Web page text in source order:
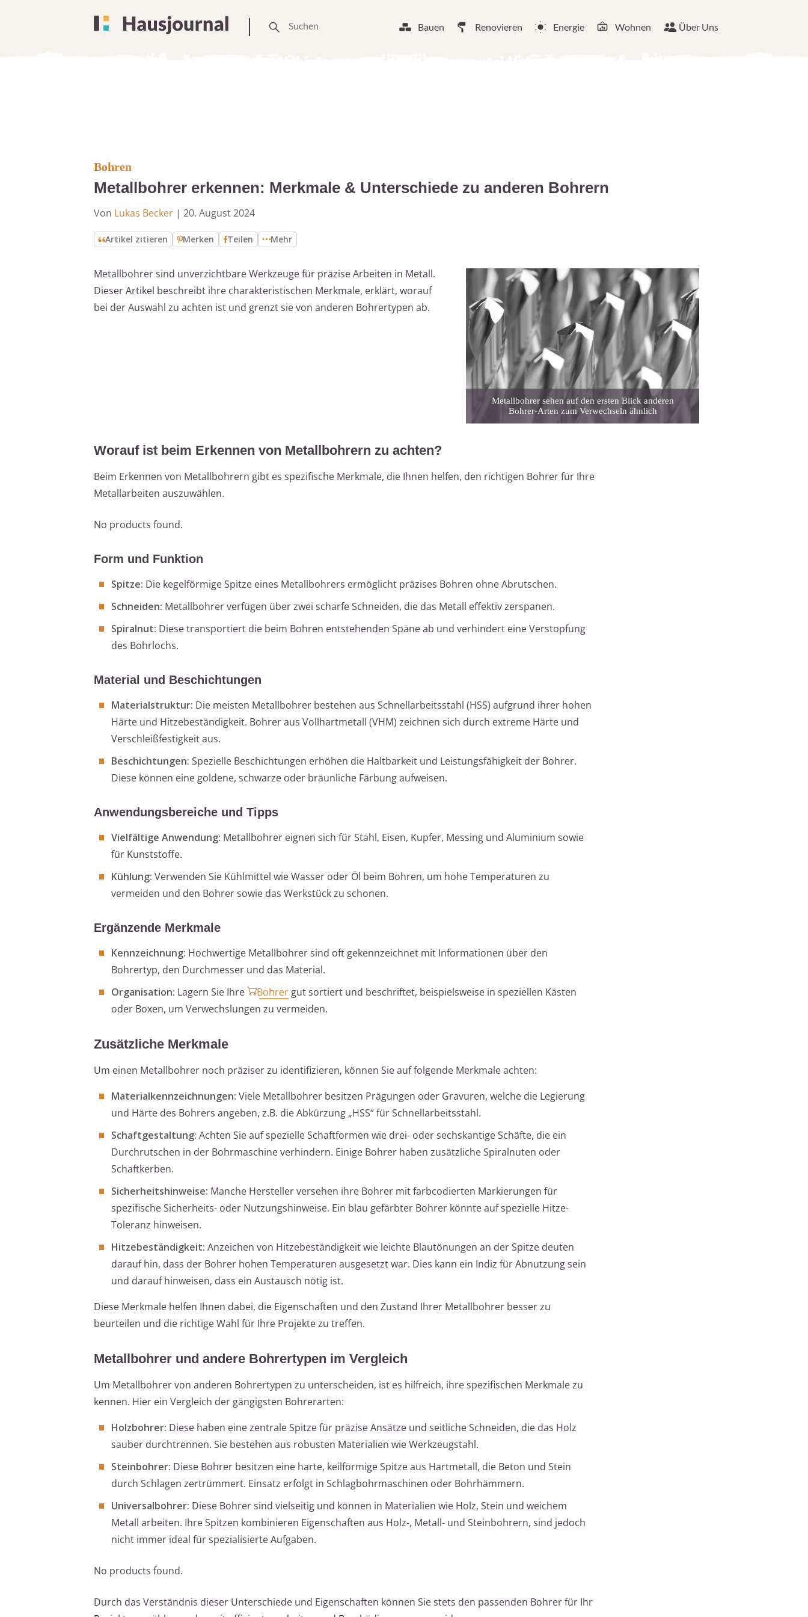
Bauen Renovieren Energie Wohnen Über Uns
Bohren
Metallbohrer erkennen: Merkmale & Unterschiede zu anderen Bohrern
Von Lukas Becker | 20. August 2024
Artikel zitieren Merken Teilen Mehr
Metallbohrer sind unverzichtbare Werkzeuge für präzise Arbeiten in Metall.
Dieser Artikel beschreibt ihre charakteristischen Merkmale, erklärt, worauf
bei der Auswahl zu achten ist und grenzt sie von anderen Bohrertypen ab.
Metallbohrer sehen auf den ersten Blick anderen
Bohrer-Arten zum Verwechseln ähnlich
Worauf ist beim Erkennen von Metallbohrern zu achten?
Beim Erkennen von Metallbohrern gibt es spezifische Merkmale, die Ihnen helfen, den richtigen Bohrer für Ihre
Metallarbeiten auszuwählen.
No products found.
Form und Funktion
Spitze: Die kegelförmige Spitze eines Metallbohrers ermöglicht präzises Bohren ohne Abrutschen.
Schneiden: Metallbohrer verfügen über zwei scharfe Schneiden, die das Metall effektiv zerspanen.
Spiralnut: Diese transportiert die beim Bohren entstehenden Späne ab und verhindert eine Verstopfung
des Bohrlochs.
Material und Beschichtungen
Materialstruktur: Die meisten Metallbohrer bestehen aus Schnellarbeitsstahl (HSS) aufgrund ihrer hohen
Härte und Hitzebeständigkeit. Bohrer aus Vollhartmetall (VHM) zeichnen sich durch extreme Härte und
Verschleißfestigkeit aus.
Beschichtungen: Spezielle Beschichtungen erhöhen die Haltbarkeit und Leistungsfähigkeit der Bohrer.
Diese können eine goldene, schwarze oder bräunliche Färbung aufweisen.
Anwendungsbereiche und Tipps
Vielfältige Anwendung: Metallbohrer eignen sich für Stahl, Eisen, Kupfer, Messing und Aluminium sowie
für Kunststoffe.
Kühlung: Verwenden Sie Kühlmittel wie Wasser oder Öl beim Bohren, um hohe Temperaturen zu
vermeiden und den Bohrer sowie das Werkstück zu schonen.
Ergänzende Merkmale
Kennzeichnung: Hochwertige Metallbohrer sind oft gekennzeichnet mit Informationen über den
Bohrertyp, den Durchmesser und das Material.
Organisation: Lagern Sie Ihre Bohrer gut sortiert und beschriftet, beispielsweise in speziellen Kästen
oder Boxen, um Verwechslungen zu vermeiden.
Zusätzliche Merkmale
Um einen Metallbohrer noch präziser zu identifizieren, können Sie auf folgende Merkmale achten:
Materialkennzeichnungen: Viele Metallbohrer besitzen Prägungen oder Gravuren, welche die Legierung
und Härte des Bohrers angeben, z.B. die Abkürzung „HSS“ für Schnellarbeitsstahl.
Schaftgestaltung: Achten Sie auf spezielle Schaftformen wie drei- oder sechskantige Schäfte, die ein
Durchrutschen in der Bohrmaschine verhindern. Einige Bohrer haben zusätzliche Spiralnuten oder
Schaftkerben.
Sicherheitshinweise: Manche Hersteller versehen ihre Bohrer mit farbcodierten Markierungen für
spezifische Sicherheits- oder Nutzungshinweise. Ein blau gefärbter Bohrer könnte auf spezielle Hitze-
Toleranz hinweisen.
Hitzebeständigkeit: Anzeichen von Hitzebeständigkeit wie leichte Blautönungen an der Spitze deuten
darauf hin, dass der Bohrer hohen Temperaturen ausgesetzt war. Dies kann ein Indiz für Abnutzung sein
und darauf hinweisen, dass ein Austausch nötig ist.
Diese Merkmale helfen Ihnen dabei, die Eigenschaften und den Zustand Ihrer Metallbohrer besser zu
beurteilen und die richtige Wahl für Ihre Projekte zu treffen.
Metallbohrer und andere Bohrertypen im Vergleich
Um Metallbohrer von anderen Bohrertypen zu unterscheiden, ist es hilfreich, ihre spezifischen Merkmale zu
kennen. Hier ein Vergleich der gängigsten Bohrerarten:
Holzbohrer: Diese haben eine zentrale Spitze für präzise Ansätze und seitliche Schneiden, die das Holz
sauber durchtrennen. Sie bestehen aus robusten Materialien wie Werkzeugstahl.
Steinbohrer: Diese Bohrer besitzen eine harte, keilförmige Spitze aus Hartmetall, die Beton und Stein
durch Schlagen zertrümmert. Einsatz erfolgt in Schlagbohrmaschinen oder Bohrhämmern.
Universalbohrer: Diese Bohrer sind vielseitig und können in Materialien wie Holz, Stein und weichem
Metall arbeiten. Ihre Spitzen kombinieren Eigenschaften aus Holz-, Metall- und Steinbohrern, sind jedoch
nicht immer ideal für spezialisierte Aufgaben.
No products found.
Durch das Verständnis dieser Unterschiede und Eigenschaften können Sie stets den passenden Bohrer für Ihr